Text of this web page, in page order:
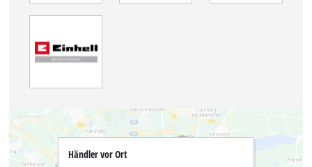
Händler vor Ort